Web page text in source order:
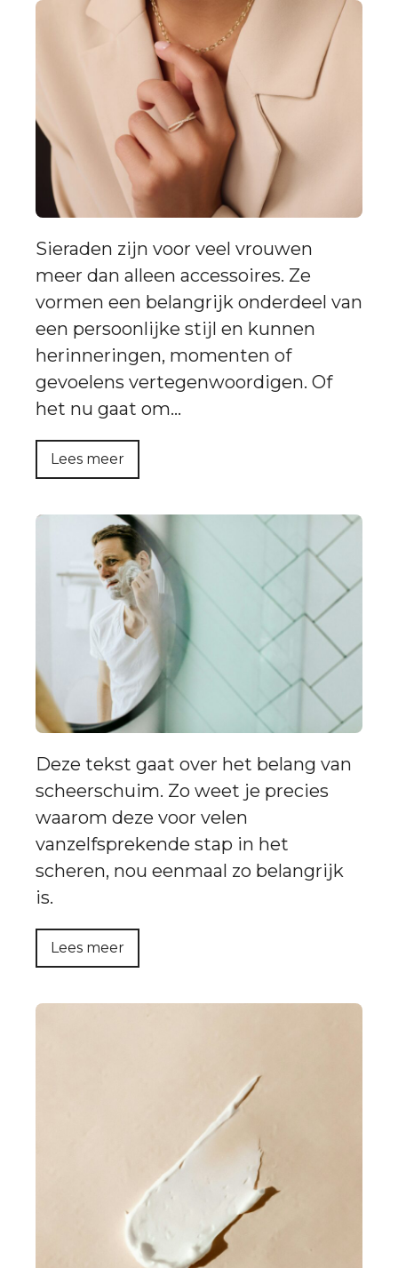
Sieraden zijn voor veel vrouwen
meer dan alleen accessoires. Ze
vormen een belangrijk onderdeel van
een persoonlijke stijl en kunnen
herinneringen, momenten of
gevoelens vertegenwoordigen. Of
het nu gaat om…
Lees meer
Deze tekst gaat over het belang van
scheerschuim. Zo weet je precies
waarom deze voor velen
vanzelfsprekende stap in het
scheren, nou eenmaal zo belangrijk
is.
Lees meer